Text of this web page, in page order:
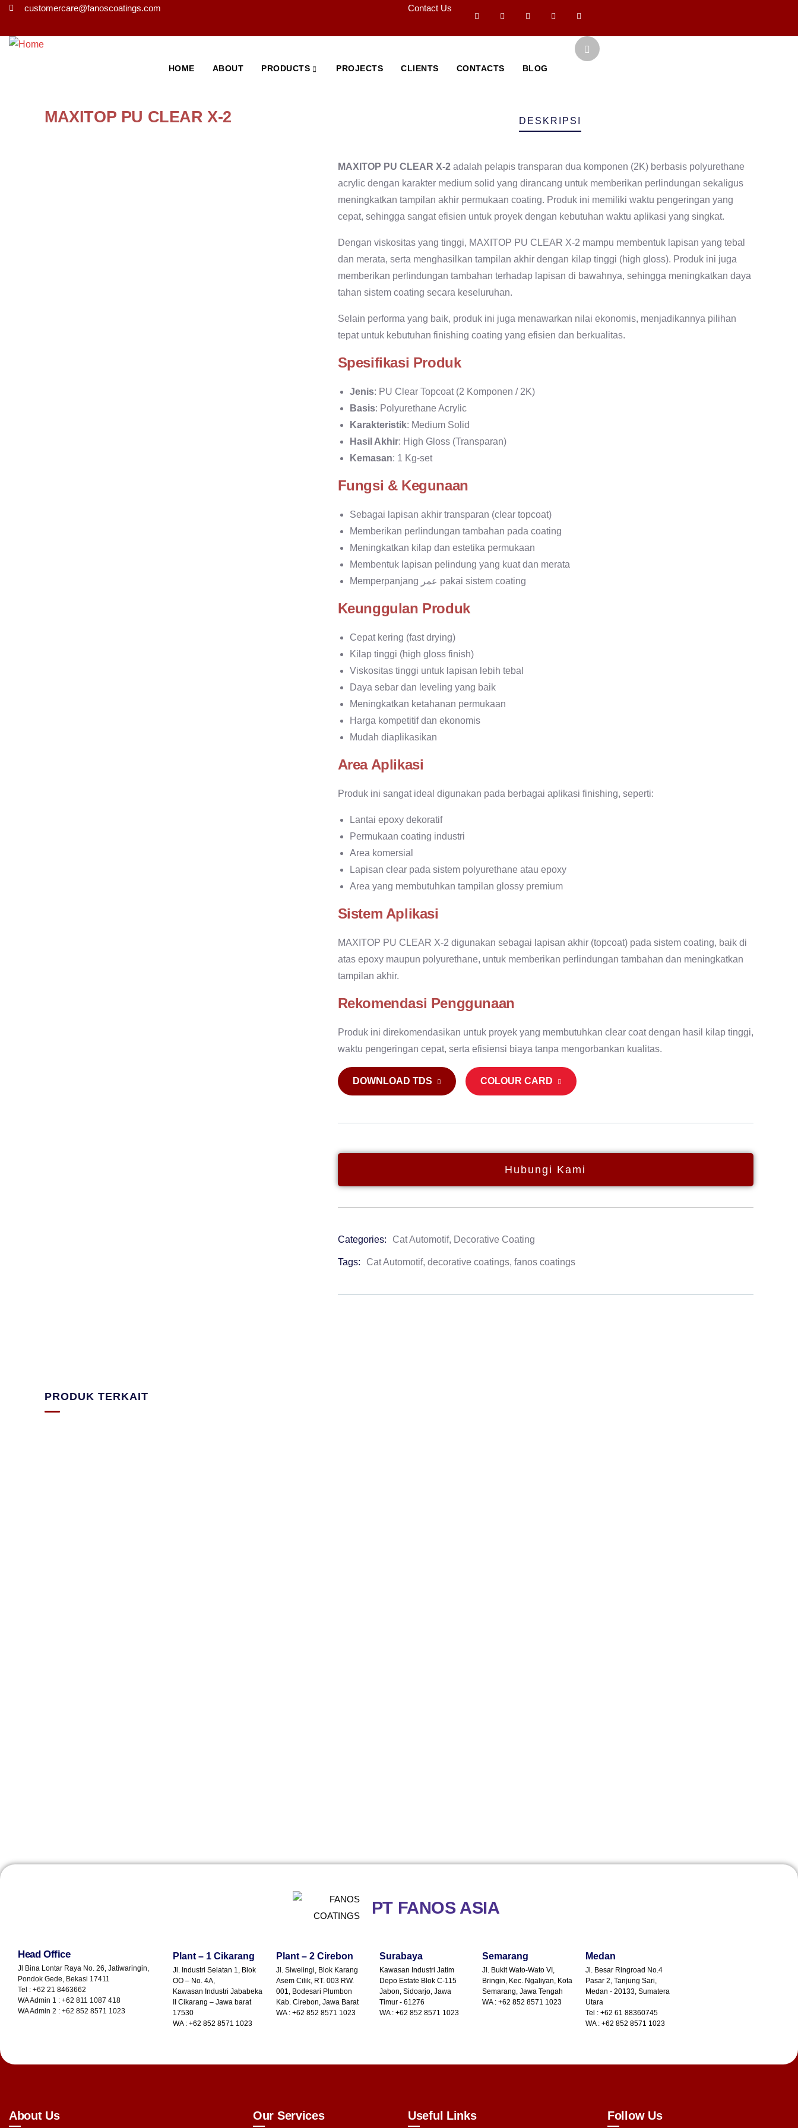
customercare@fanoscoatings.com Contact Us
HOME ABOUT PRODUCTS PROJECTS CLIENTS CONTACTS BLOG
MAXITOP PU CLEAR X-2 DESKRIPSI
MAXITOP PU CLEAR X-2adalah pelapis transparan dua komponen (2K) berbasis polyurethane
acrylic dengan karakter medium solid yang dirancang untuk memberikan perlindungan sekaligus
meningkatkan tampilan akhir permukaan coating. Produk ini memiliki waktu pengeringan yang
cepat, sehingga sangat efisien untuk proyek dengan kebutuhan waktu aplikasi yang singkat.
Dengan viskositas yang tinggi, MAXITOP PU CLEAR X-2 mampu membentuk lapisan yang tebal
dan merata, serta menghasilkan tampilan akhir dengan kilap tinggi (high gloss). Produk ini juga
memberikan perlindungan tambahan terhadap lapisan di bawahnya, sehingga meningkatkan daya
tahan sistem coating secara keseluruhan.
Selain performa yang baik, produk ini juga menawarkan nilai ekonomis, menjadikannya pilihan
tepat untuk kebutuhan finishing coating yang efisien dan berkualitas.
Spesifikasi Produk
Jenis: PU Clear Topcoat (2 Komponen / 2K)
Basis: Polyurethane Acrylic
Karakteristik: Medium Solid
Hasil Akhir: High Gloss (Transparan)
Kemasan: 1 Kg-set
Fungsi & Kegunaan
Sebagai lapisan akhir transparan (clear topcoat)
Memberikan perlindungan tambahan pada coating
Meningkatkan kilap dan estetika permukaan
Membentuk lapisan pelindung yang kuat dan merata
Memperpanjang عمر pakai sistem coating
Keunggulan Produk
Cepat kering (fast drying)
Kilap tinggi (high gloss finish)
Viskositas tinggi untuk lapisan lebih tebal
Daya sebar dan leveling yang baik
Meningkatkan ketahanan permukaan
Harga kompetitif dan ekonomis
Mudah diaplikasikan
Area Aplikasi
Produk ini sangat ideal digunakan pada berbagai aplikasi finishing, seperti:
Lantai epoxy dekoratif
Permukaan coating industri
Area komersial
Lapisan clear pada sistem polyurethane atau epoxy
Area yang membutuhkan tampilan glossy premium
Sistem Aplikasi
MAXITOP PU CLEAR X-2 digunakan sebagai lapisan akhir (topcoat) pada sistem coating, baik di
atas epoxy maupun polyurethane, untuk memberikan perlindungan tambahan dan meningkatkan
tampilan akhir.
Rekomendasi Penggunaan
Produk ini direkomendasikan untuk proyek yang membutuhkan clear coat dengan hasil kilap tinggi,
waktu pengeringan cepat, serta efisiensi biaya tanpa mengorbankan kualitas.
DOWNLOAD TDS COLOUR CARD
Hubungi Kami
Categories: Cat Automotif, Decorative Coating
Tags: Cat Automotif, decorative coatings, fanos coatings
PRODUK TERKAIT
PT FANOS ASIA
Head Office
Jl Bina Lontar Raya No. 26, Jatiwaringin,
Pondok Gede, Bekasi 17411
Tel : +62 21 8463662
WA Admin 1 : +62 811 1087 418
WA Admin 2 : +62 852 8571 1023
Plant – 1 Cikarang
Jl. Industri Selatan 1, Blok
OO – No. 4A,
Kawasan Industri Jababeka
II Cikarang – Jawa barat
17530
WA : +62 852 8571 1023
Plant – 2 Cirebon
Jl. Siwelingi, Blok Karang
Asem Cilik, RT. 003 RW.
001, Bodesari Plumbon
Kab. Cirebon, Jawa Barat
WA : +62 852 8571 1023
Surabaya
Kawasan Industri Jatim
Depo Estate Blok C-115
Jabon, Sidoarjo, Jawa
Timur - 61276
WA : +62 852 8571 1023
Semarang
Jl. Bukit Wato-Wato VI,
Bringin, Kec. Ngaliyan, Kota
Semarang, Jawa Tengah
WA : +62 852 8571 1023
Medan
Jl. Besar Ringroad No.4
Pasar 2, Tanjung Sari,
Medan - 20133, Sumatera
Utara
Tel : +62 61 88360745
WA : +62 852 8571 1023
About Us Our Services Useful Links Follow Us